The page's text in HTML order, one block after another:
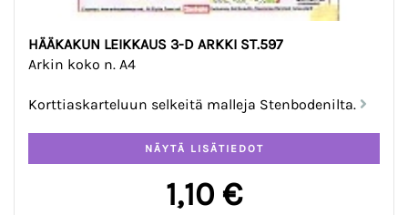
HÄÄKAKUN LEIKKAUS 3-D ARKKI ST.597
Arkin koko n. A4
Korttiaskarteluun selkeitä malleja Stenbodenilta.
1,10 €